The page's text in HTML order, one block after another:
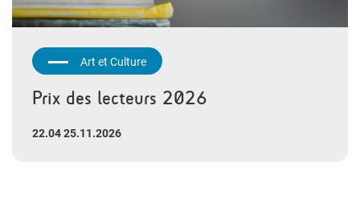
Art et Culture
Prix des lecteurs 2026
22.04 25.11.2026